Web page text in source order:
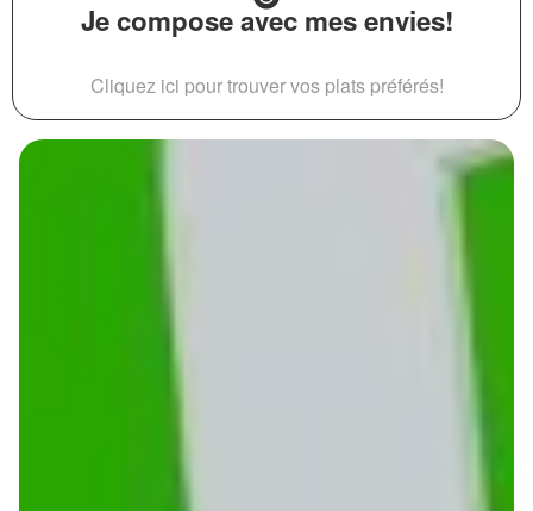
Je compose avec mes envies!
Cliquez ici pour trouver vos plats préférés!